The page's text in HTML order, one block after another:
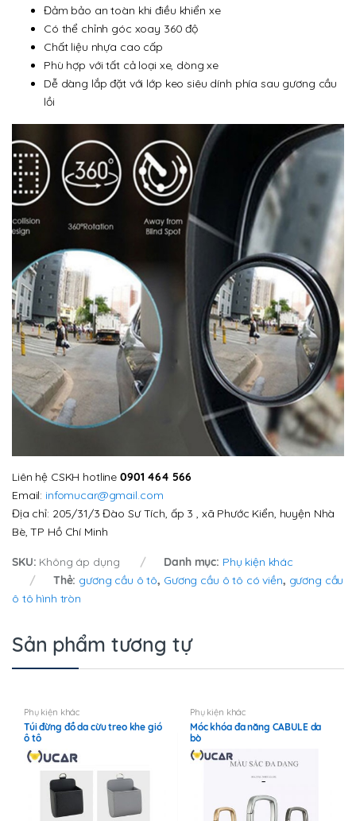
Đảm bảo an toàn khi điều khiển xe
Có thể chỉnh góc xoay 360 độ
Chất liệu nhựa cao cấp
Phù hợp với tất cả loại xe, dòng xe
Dễ dàng lắp đặt với lớp keo siêu dính phía sau gương cầu
lồi
Liên hệ CSKH hotline0901 464 566
Email: infomucar@gmail.com
Địa chỉ: 205/31/3 Đào Sư Tích, ấp 3 , xã Phước Kiển, huyện Nhà
Bè, TP Hồ Chí Minh
SKU: Không áp dụng Danh mục: Phụ kiện khác
Thẻ: gương cầu ô tô, Gương cầu ô tô có viền, gương cầu
ô tô hình tròn
Sản phẩm tương tự
Phụ kiện khác
Túi đừng đồ da cừu treo khe gió
ô tô
Phụ kiện khác
Móc khóa đa năng CABULE da
bò